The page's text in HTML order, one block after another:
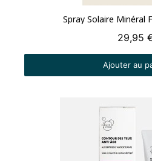
Aperçu
Spray Solaire Minéral
29,95
Ajouter au